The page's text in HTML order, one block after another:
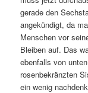
gerade den
angekündigt, da
Menschen vor
Bleiben auf. Das
ebenfalls von
rosenbekränzten
ein wenig